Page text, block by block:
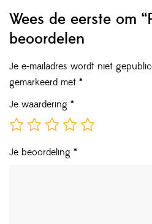
Wees de eerste om
beoordelen
Je e-mailadres wordt niet
gemarkeerd met *
Je waardering *
Je beoordeling *